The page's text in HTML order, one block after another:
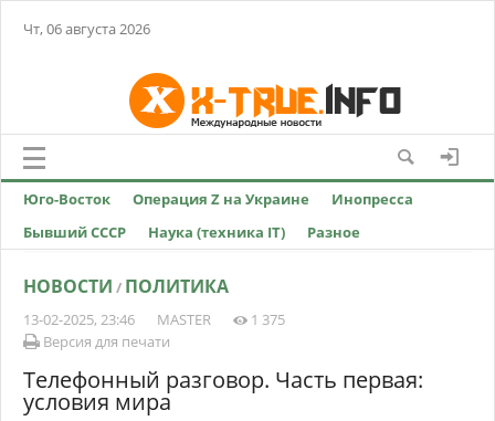
Чт, 06 августа 2026
Юго-Восток Операция Z на Украине
Инопресса
Бывший СССР
Наука (техника IT) Разное
НОВОСТИ / ПОЛИТИКА
13-02-2025, 23:46 MASTER
1 375
Версия для печати
Телефонный разговор. Часть первая:
условия мира